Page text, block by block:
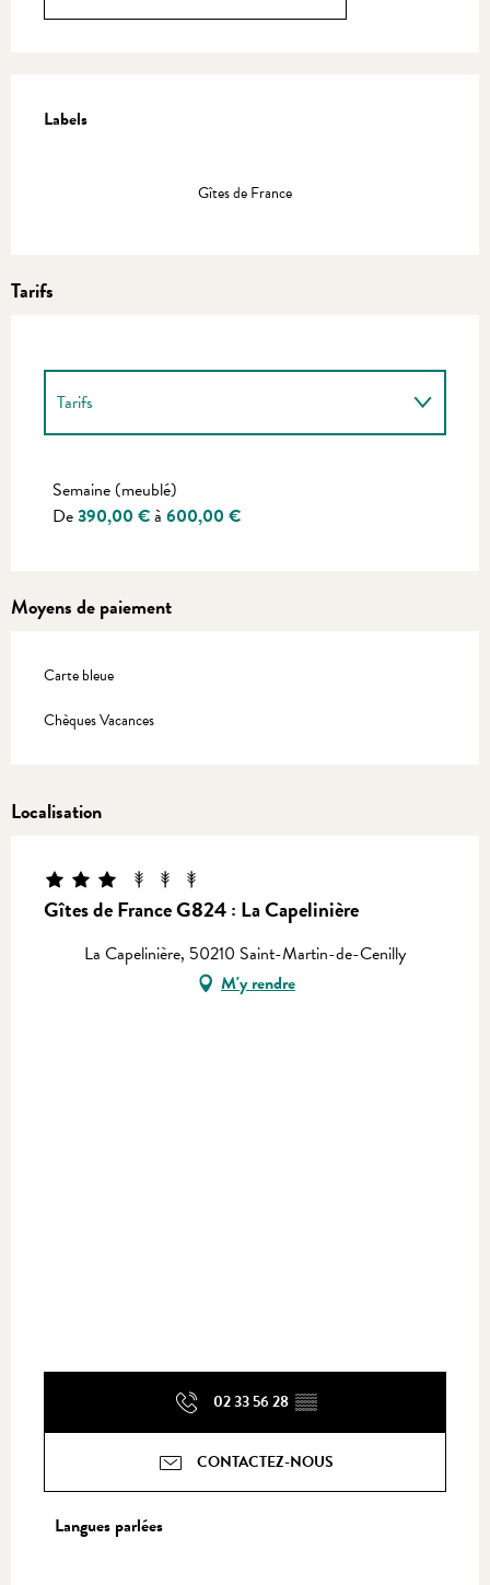
Labels
Labels
Gîtes de France
Tarifs
Tarifs
Semaine (meublé)
De390,00 €à 600,00 €
Moyens de paiement
Carte bleue
Chèques Vacances
Localisation
Gîtes de France G824 : La Capelinière
La Capelinière, 50210 Saint-Martin-de-Cenilly
M'y rendre
02 33 56 28 ▒▒
CONTACTEZ-NOUS
Langues parlées
Langues parlées